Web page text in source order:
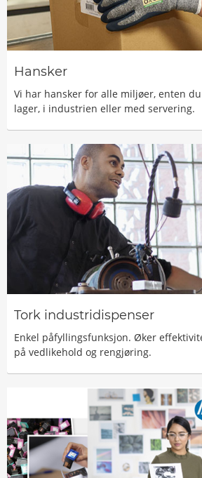
Hansker
Vi har hansker for alle miljøer, enten
lager, i industrien eller med servering.
Tork industridispenser
Enkel påfyllingsfunksjon. Øker
på vedlikehold og rengjøring.